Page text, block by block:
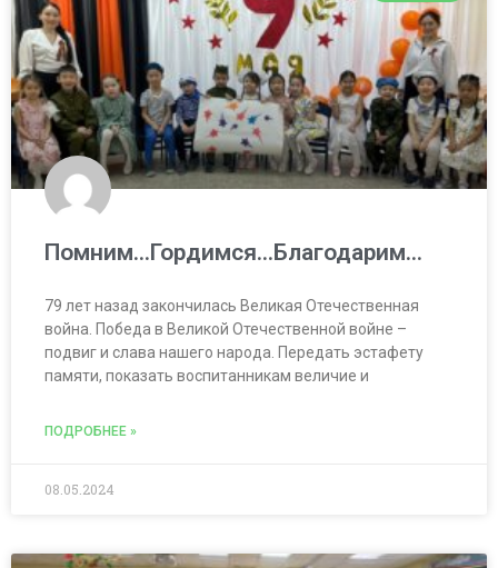
Помним…Гордимся…Благодарим…
79 лет назад закончилась Великая Отечественная
война. Победа в Великой Отечественной войне –
подвиг и слава нашего народа. Передать эстафету
памяти, показать воспитанникам величие и
ПОДРОБНЕЕ »
08.05.2024